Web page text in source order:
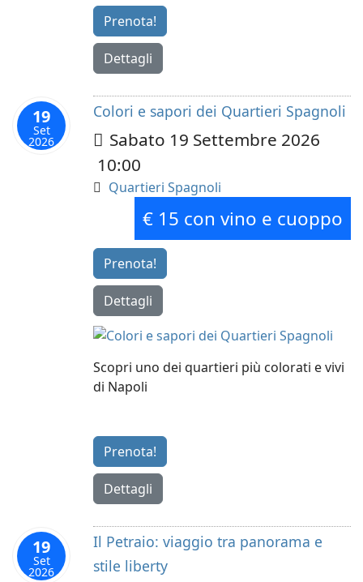
Prenota!
Dettagli
19
Set
2026
Colori e sapori dei Quartieri Spagnoli
Sabato 19 Settembre 2026
10:00
Quartieri Spagnoli
€ 15 con vino e cuoppo
Prenota!
Dettagli
Scopri uno dei quartieri più colorati e vivi
di Napoli
Prenota!
Dettagli
19
Set
2026
Il Petraio: viaggio tra panorama e
stile liberty